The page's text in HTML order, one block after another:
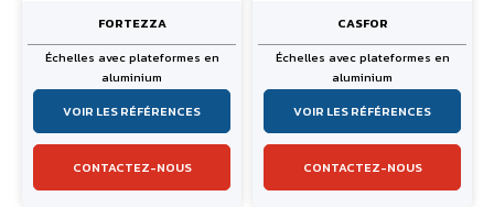
FORTEZZA
Échelles avec plateformes en
aluminium
VOIR LES RÉFÉRENCES
CONTACTEZ-NOUS
CASFOR
Échelles avec plateformes en
aluminium
VOIR LES RÉFÉRENCES
CONTACTEZ-NOUS